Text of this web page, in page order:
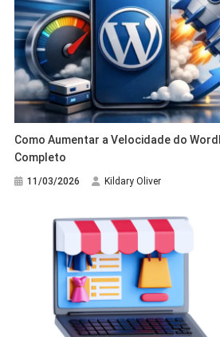
Como Aumentar a Velocidade do WordPress no Celular: Guia
Completo
11/03/2026 Kildary Oliver